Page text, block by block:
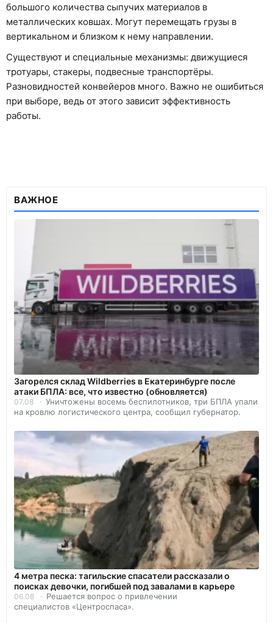
большого количества сыпучих материалов в
металлических ковшах. Могут перемещать грузы в
вертикальном и близком к нему направлении.
Существуют и специальные механизмы: движущиеся
тротуары, стакеры, подвесные транспортёры.
Разновидностей конвейеров много. Важно не ошибиться
при выборе, ведь от этого зависит эффективность
работы.
ВАЖНОЕ
Загорелся склад Wildberries в Екатеринбурге после
атаки БПЛА: все, что известно (обновляется)
07.08
Уничтожены восемь беспилотников, три БПЛА упали
на кровлю логистического центра, сообщил губернатор.
4 метра песка: тагильские спасатели рассказали о
поисках девочки, погибшей под завалами в карьере
06.08
Решается вопрос о привлечении
специалистов «Центроспаса».